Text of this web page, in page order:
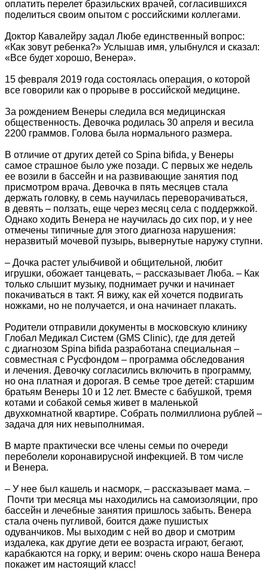
оплатить перелет бразильских врачей, согласившихся
поделиться своим опытом с российскими коллегами.
Доктор Кавалейру задал Любе единственный вопрос:
«Как зовут ребенка?» Услышав имя, улыбнулся и сказал:
«Все будет хорошо, Венера».
15 февраля 2019 года состоялась операция, о которой
все говорили как о прорыве в российской медицине.
За рождением Венеры следила вся медицинская
общественность. Девочка родилась 30 апреля и весила
2200 граммов. Голова была нормального размера.
В отличие от других детей со Spina bifida, у Венеры
самое страшное было уже позади. С первых же недель
ее возили в бассейн и на развивающие занятия под
присмотром врача. Девочка в пять месяцев стала
держать головку, в семь научилась переворачиваться,
в девять – ползать, еще через месяц села с поддержкой.
Однако ходить Венера не научилась до сих пор, и у нее
отмечены типичные для этого диагноза нарушения:
неразвитый мочевой пузырь, вывернутые наружу ступни.
– Дочка растет улыбчивой и общительной, любит
игрушки, обожает танцевать, – рассказывает Люба. – Как
только слышит музыку, поднимает ручки и начинает
покачиваться в такт. Я вижу, как ей хочется подвигать
ножками, но не получается, и она начинает плакать.
Родители отправили документы в московскую клинику
Глобал Медикал Систем (GMS Clinic), где для детей
с диагнозом Spina bifida разработана специальная –
совместная с Русфондом – программа обследования
и лечения. Девочку согласились включить в программу,
но она платная и дорогая. В семье трое детей: старшим
братьям Венеры 10 и 12 лет. Вместе с бабушкой, тремя
котами и собакой семья живет в маленькой
двухкомнатной квартире. Собрать полмиллиона рублей –
задача для них невыполнимая.
В марте практически все члены семьи по очереди
переболели коронавирусной инфекцией. В том числе
и Венера.
– У нее был кашель и насморк, – рассказывает мама. –
Почти три месяца мы находились на самоизоляции, про
бассейн и лечебные занятия пришлось забыть. Венера
стала очень пугливой, боится даже пушистых
одуванчиков. Мы выходим с ней во двор и смотрим
издалека, как другие дети ее возраста играют, бегают,
карабкаются на горку, и верим: очень скоро наша Венера
покажет им настоящий класс!